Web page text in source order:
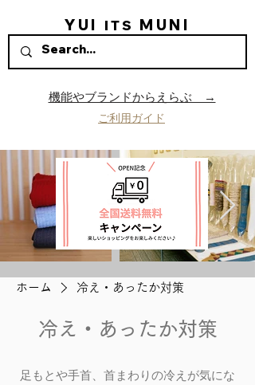
YUI ITS MUNI
機能やブランドからえらぶ →
ご利用ガイド
ホーム 冷え・あったか対策
冷え・あったか対策
足もとや手首、首まわりの冷えが気にな